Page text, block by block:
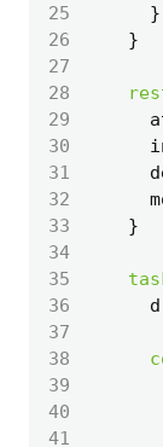
25
26
27
28
29
30
31
32
33
34
35
36
37
38
39
40
41